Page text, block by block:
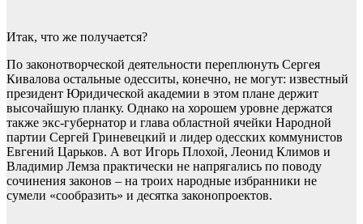
Итак, что же получается?
По законотворческой деятельности переплюнуть Сергея
Кивалова остальные одесситы, конечно, не могут: известный
президент Юридической академии в этом плане держит
высочайшую планку. Однако на хорошем уровне держатся
также экс-губернатор и глава областной ячейки Народной
партии Сергей Гриневецкий и лидер одесских коммунистов
Евгений Царьков. А вот Игорь Плохой, Леонид Климов и
Владимир Лемза практически не напрягались по поводу
сочинения законов – на троих народные избранники не
сумели «сообразить» и десятка законопроектов.